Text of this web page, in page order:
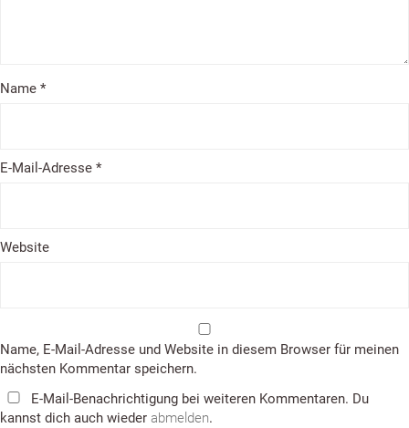
Name *
E-Mail-Adresse *
Website
Name, E-Mail-Adresse und Website in diesem Browser für meinen
nächsten Kommentar speichern.
E-Mail-Benachrichtigung bei weiteren Kommentaren. Du
kannst dich auch wieder abmelden.